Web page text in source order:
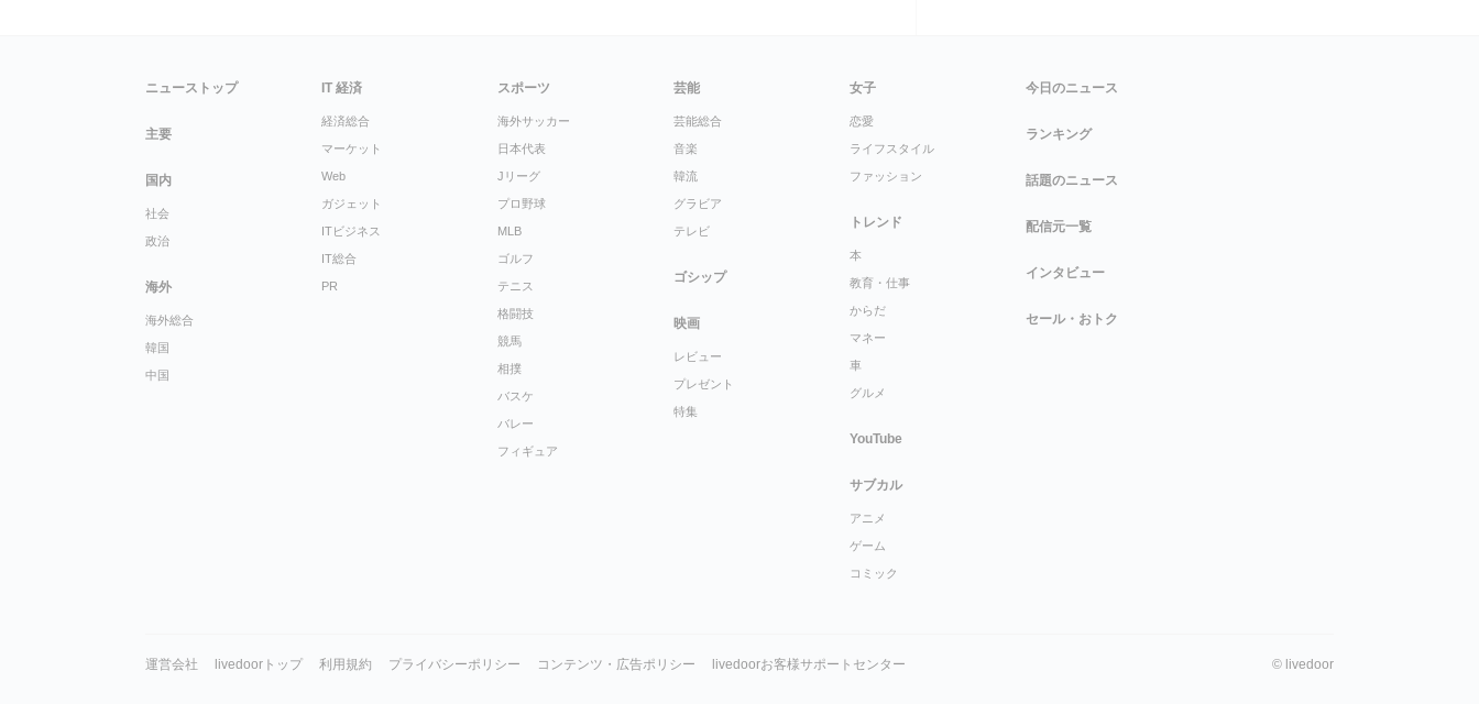
ニューストップ
主要
国内
社会
政治
海外
海外総合
韓国
中国
IT 経済
経済総合
マーケット
Web
ガジェット
ITビジネス
IT総合
PR
スポーツ
海外サッカー
日本代表
Jリーグ
プロ野球
MLB
ゴルフ
テニス
格闘技
競馬
相撲
バスケ
バレー
フィギュア
芸能
芸能総合
音楽
韓流
グラビア
テレビ
ゴシップ
映画
レビュー
プレゼント
特集
女子
恋愛
ライフスタイル
ファッション
トレンド
本
教育・仕事
からだ
マネー
車
グルメ
YouTube
サブカル
アニメ
ゲーム
コミック
今日のニュース
ランキング
話題のニュース
配信元一覧
インタビュー
セール・おトク
運営会社 livedoorトップ 利用規約 プライバシーポリシー コンテンツ・広告ポリシー livedoorお客様サポートセンター © livedoor